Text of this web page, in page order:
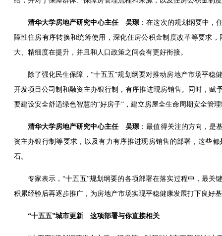
清华大学房地产研究中心主任吴璟 ：在这次的规划纲要中，
障性住房有序转换和统筹使用，深化住房公积金制度改革等要求
大、精细度在提升，并且和人口政策之间会有更好衔接。
除了强化民生保障，“十五五”规划纲要对推动房地产市场平
开发项目公司制和融资主办银行制，有序推进现房销售。同时，
要建设安全舒适绿色智慧的“好房子”，建立房屋全生命周期安全管
清华大学房地产研究中心主任吴璟 ：最值得关注的方向，是
资主办银行制等要求，以及有力有序推进现房销售的部署，这些
石。
专家表示，“十五五”规划纲要的各项部署在落实过程中，最
积累经验后再逐步推广，为房地产市场实现平稳健康发展打下良好
“十五五”城市更新 这项部署与你直接相关